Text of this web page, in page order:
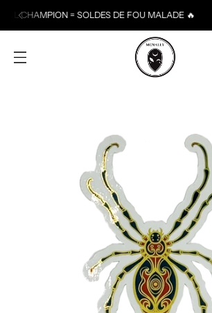
🎁 Livraison gratuite à partir de 50€
métropolitaine)